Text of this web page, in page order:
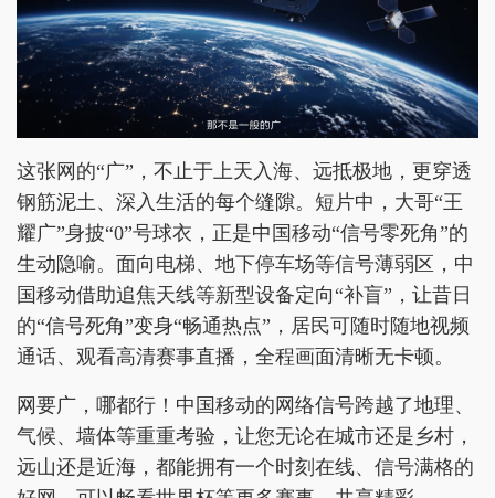
这张网的“广”，不止于上天入海、远抵极地，更穿透
钢筋泥土、深入生活的每个缝隙。短片中，大哥“王
耀广”身披“0”号球衣，正是中国移动“信号零死角”的
生动隐喻。面向电梯、地下停车场等信号薄弱区，中
国移动借助追焦天线等新型设备定向“补盲”，让昔日
的“信号死角”变身“畅通热点”，居民可随时随地视频
通话、观看高清赛事直播，全程画面清晰无卡顿。
网要广，哪都行！中国移动的网络信号跨越了地理、
气候、墙体等重重考验，让您无论在城市还是乡村，
远山还是近海，都能拥有一个时刻在线、信号满格的